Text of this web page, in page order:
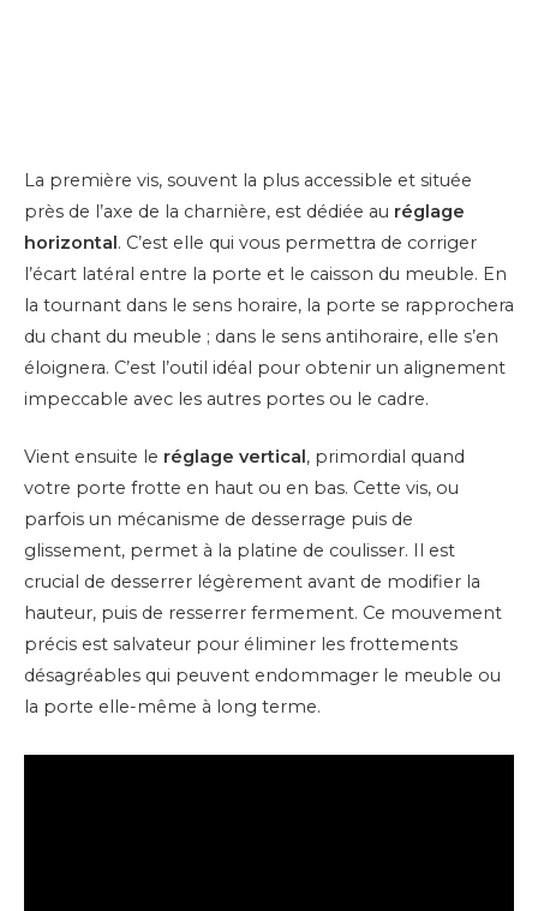
La première vis, souvent la plus accessible et située
près de l’axe de la charnière, est dédiée au réglage
horizontal. C’est elle qui vous permettra de corriger
l’écart latéral entre la porte et le caisson du meuble. En
la tournant dans le sens horaire, la porte se rapprochera
du chant du meuble ; dans le sens antihoraire, elle s’en
éloignera. C’est l’outil idéal pour obtenir un alignement
impeccable avec les autres portes ou le cadre.
Vient ensuite le réglage vertical , primordial quand
votre porte frotte en haut ou en bas. Cette vis, ou
parfois un mécanisme de desserrage puis de
glissement, permet à la platine de coulisser. Il est
crucial de desserrer légèrement avant de modifier la
hauteur, puis de resserrer fermement. Ce mouvement
précis est salvateur pour éliminer les frottements
désagréables qui peuvent endommager le meuble ou
la porte elle-même à long terme.